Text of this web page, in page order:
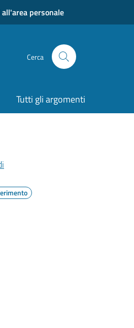
all'area personale
Cerca
Tutti gli argomenti